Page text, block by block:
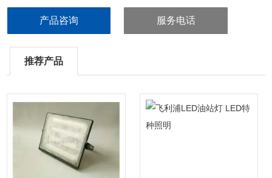
产品咨询 服务电话
推荐产品